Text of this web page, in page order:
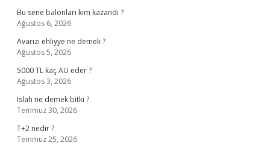
Bu sene balonları kim kazandı ?
Ağustos 6, 2026
Avarızı ehliyye ne demek ?
Ağustos 5, 2026
5000 TL kaç AU eder ?
Ağustos 3, 2026
Islah ne demek bitki ?
Temmuz 30, 2026
T+2 nedir ?
Temmuz 25, 2026